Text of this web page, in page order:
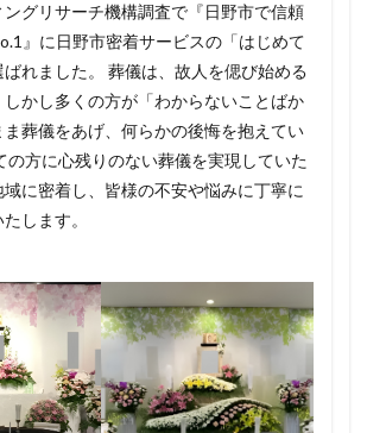
ングリサーチ機構調査で『日野市で信頼
』に日野市密着サービスの「はじめて
れました。 葬儀は、故人を偲び始める
かし多くの方が「わからないことばか
ま葬儀をあげ、何らかの後悔を抱えてい
の方に心残りのない葬儀を実現していた
に密着し、皆様の不安や悩みに丁寧に
します。